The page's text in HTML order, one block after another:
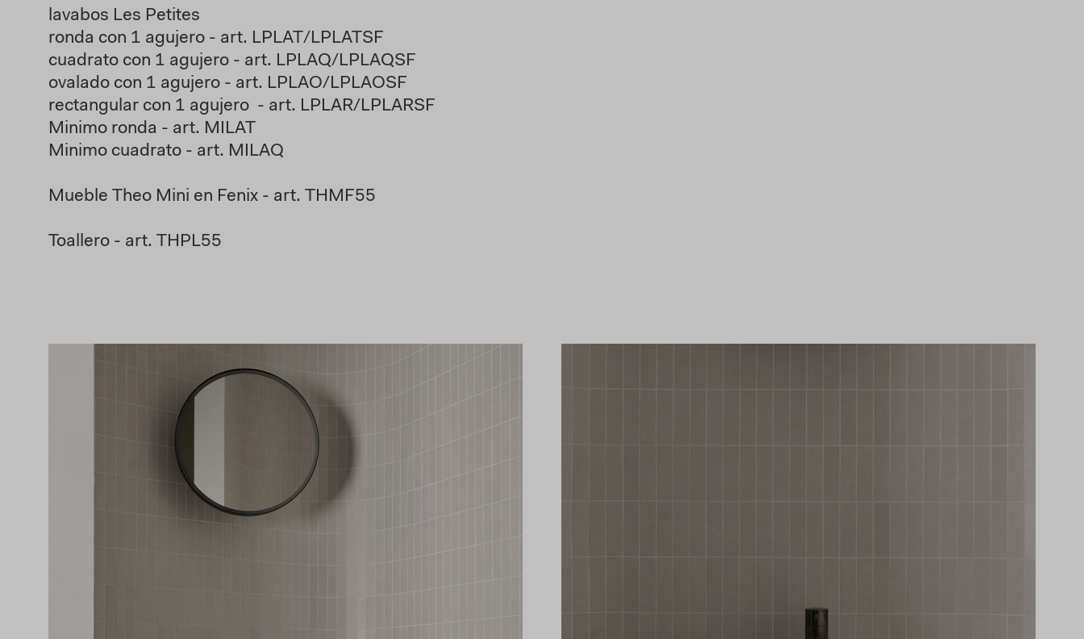
lavabos Les Petites
ronda con 1 agujero - art. LPLAT/LPLATSF
cuadrato con 1 agujero - art. LPLAQ/LPLAQSF
ovalado con 1 agujero - art. LPLAO/LPLAOSF
rectangular con 1 agujero - art. LPLAR/LPLARSF
Minimo ronda - art. MILAT
Minimo cuadrato - art. MILAQ
Mueble Theo Mini en Fenix - art. THMF55
Toallero - art. THPL55